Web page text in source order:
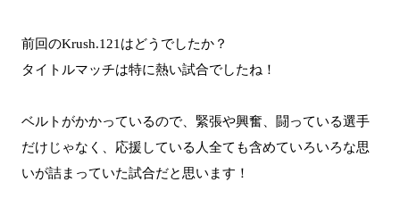
前回のKrush.121はどうでしたか？
タイトルマッチは特に熱い試合でしたね！
ベルトがかかっているので、緊張や興奮、闘っている選手
だけじゃなく、応援している人全ても含めていろいろな思
いが詰まっていた試合だと思います！